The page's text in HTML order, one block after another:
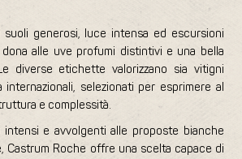
generosi, luce intensa ed escursioni
alle uve profumi distintivi e una bella
diverse etichette valorizzano sia vitigni
selezionati per esprimere al
e complessità.
e avvolgenti alle proposte bianche
Castrum Roche offre una scelta capace di